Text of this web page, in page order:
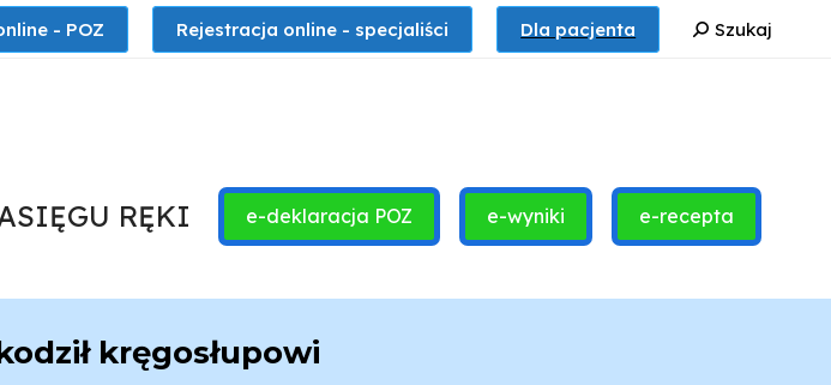
- POZ Rejestracja online - specjaliści Dla pacjenta Szukaj:
Szukaj
RĘKI e-deklaracja POZ e-wyniki e-recepta
kręgosłupowi